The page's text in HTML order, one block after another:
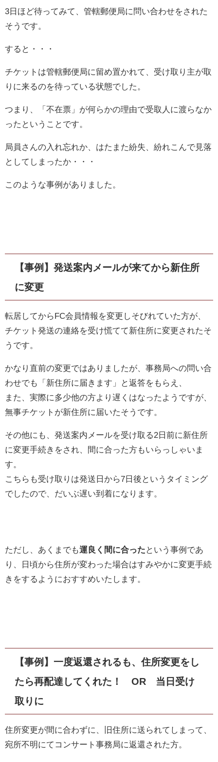
3日ほど待ってみて、管轄郵便局に問い合わせをされた
そうです。
すると・・・
チケットは管轄郵便局に留め置かれて、受け取り主が取
りに来るのを待っている状態でした。
つまり、「不在票」が何らかの理由で受取人に渡らなか
ったということです。
局員さんの入れ忘れか、はたまた紛失、紛れこんで見落
としてしまったか・・・
このような事例がありました。
【事例】発送案内メールが来てから新住所
に変更
転居してからFC会員情報を変更しそびれていた方が、
チケット発送の連絡を受け慌てて新住所に変更されたそ
うです。
かなり直前の変更ではありましたが、事務局への問い合
わせでも「新住所に届きます」と返答をもらえ、
また、実際に多少他の方より遅くはなったようですが、
無事チケットが新住所に届いたそうです。
その他にも、発送案内メールを受け取る2日前に新住所
に変更手続きをされ、間に合った方もいらっしゃいま
す。
こちらも受け取りは発送日から7日後というタイミング
でしたので、だいぶ遅い到着になります。
ただし、あくまでも運良く間に合った という事例であ
り、日頃から住所が変わった場合はすみやかに変更手続
きをするようにおすすめいたします。
【事例】一度返還されるも、住所変更をし
たら再配達してくれた！ OR 当日受け
取りに
住所変更が間に合わずに、旧住所に送られてしまって、
宛所不明にてコンサート事務局に返還された方。